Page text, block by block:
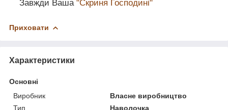
Завжди Ваша "Скриня Господині"
Приховати
Характеристики
Основні
Виробник
Власне виробництво
Тип
Наволочка